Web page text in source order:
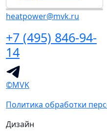
heatpower@mvk.ru
+7 (495) 846-94-
14
©MVK
Политика обработки
Дизайн